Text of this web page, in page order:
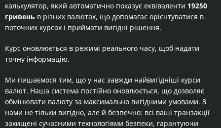
калькулятор, який автоматично показує еквіваленти 19250
гривень в різних валютах, що допомагає орієнтуватися в
поточних курсах і приймати вигідні рішення.
Курс оновлюється в режимі реального часу, щоб надати
точну інформацію.
Ми пишаємося тим, що у нас завжди найвигідніші курси
валют. Наша система постійно оновлюється, що дозволяє
обмінювати валюту за максимально вигідними умовами. З
нами не тільки вигідно, але й безпечно: всі ваші транзакції
захищені сучасними технологіями безпеки, гарантуючи